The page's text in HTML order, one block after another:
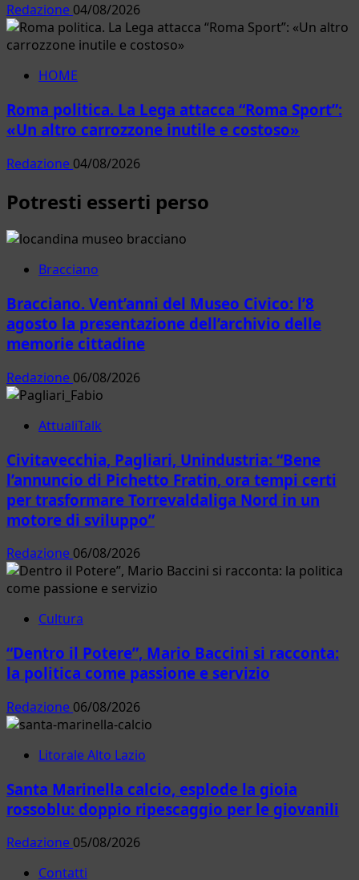
Redazione 04/08/2026
HOME
Roma politica. La Lega attacca “Roma Sport”:
«Un altro carrozzone inutile e costoso»
Redazione 04/08/2026
Potresti esserti perso
Bracciano
Bracciano. Vent’anni del Museo Civico: l’8
agosto la presentazione dell’archivio delle
memorie cittadine
Redazione 06/08/2026
AttualiTalk
Civitavecchia, Pagliari, Unindustria: “Bene
l’annuncio di Pichetto Fratin, ora tempi certi
per trasformare Torrevaldaliga Nord in un
motore di sviluppo”
Redazione 06/08/2026
Cultura
“Dentro il Potere”, Mario Baccini si racconta:
la politica come passione e servizio
Redazione 06/08/2026
Litorale Alto Lazio
Santa Marinella calcio, esplode la gioia
rossoblu: doppio ripescaggio per le giovanili
Redazione 05/08/2026
Contatti